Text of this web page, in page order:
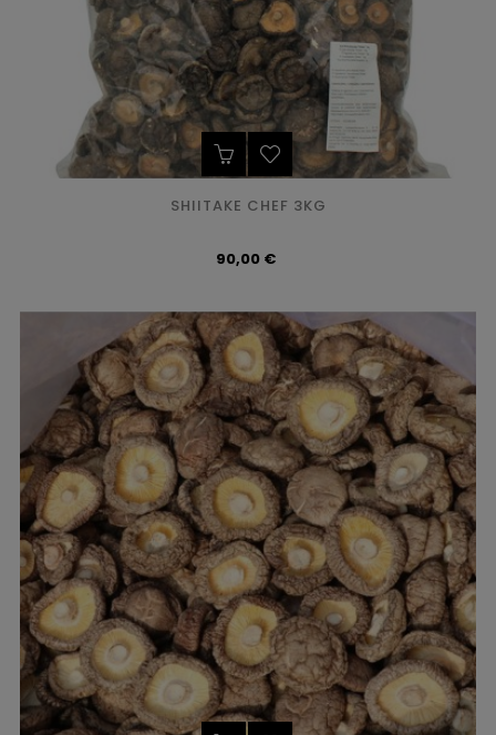
SHIITAKE CHEF 3KG
Precio
90,00 €